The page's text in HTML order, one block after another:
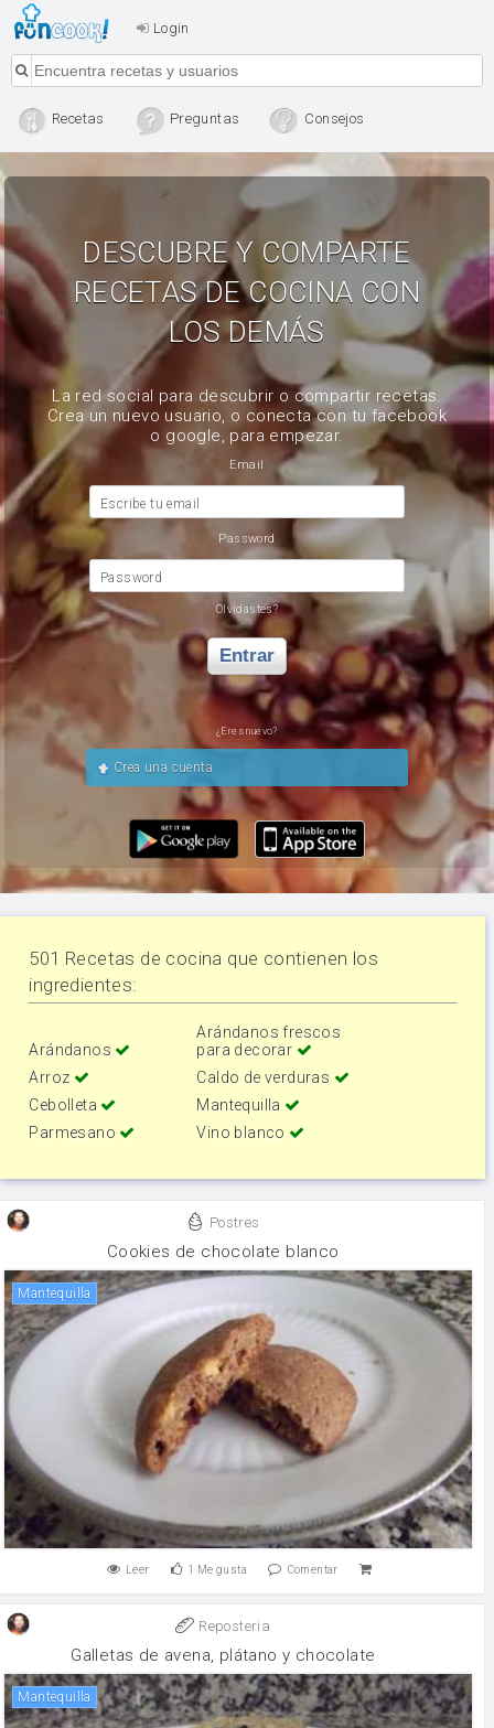
Login
Recetas Preguntas Consejos
DESCUBRE Y COMPARTE
RECETAS DE COCINA CON
LOS DEMÁS
La red social para descubrir o compartir recetas.
Crea un nuevo usuario, o conecta con tu facebook
o google, para empezar.
Email
Escribe tu email
Password
Password
Olvidastes?
Entrar
¿Eres nuevo?
Crea una cuenta
501 Recetas de cocina que contienen los
ingredientes:
Arándanos
Arándanos frescos
para decorar
Arroz
Caldo de verduras
Cebolleta
Mantequilla
Parmesano
Vino blanco
Postres
Cookies de chocolate blanco
mantequilla
Leer 1 Me gusta Comentar
Reposteria
Galletas de avena, plátano y chocolate
mantequilla